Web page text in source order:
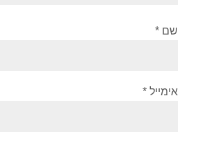
שם *
אימייל *